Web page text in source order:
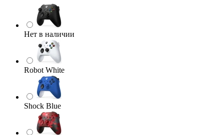
Нет в наличии
Robot White
Shock Blue